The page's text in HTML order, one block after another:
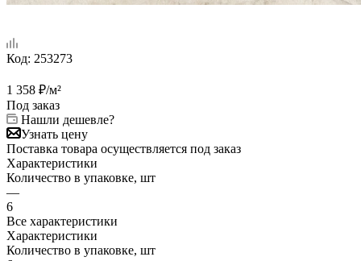
Код: 253273
1 358 ₽/м²
Под заказ
Нашли дешевле?
Узнать цену
Поставка товара осуществляется под заказ
Характеристики
Количество в упаковке, шт
—
6
Все характеристики
Характеристики
Количество в упаковке, шт